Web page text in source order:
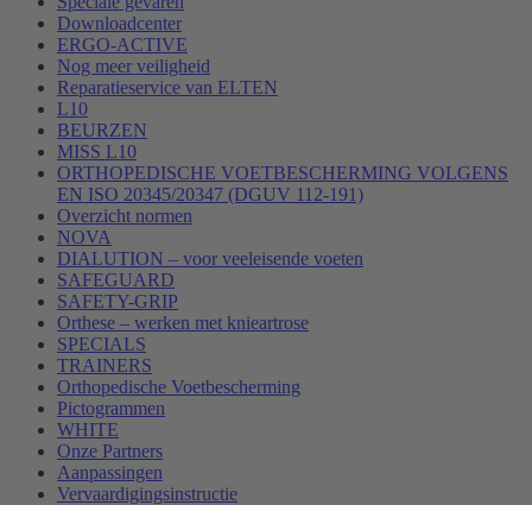
Downloadcenter
ERGO-ACTIVE
Nog meer veiligheid
Reparatieservice van ELTEN
L10
BEURZEN
MISS L10
ORTHOPEDISCHE VOETBESCHERMING VOLGENS
EN ISO 20345/20347 (DGUV 112-191)
Overzicht normen
NOVA
DIALUTION – voor veeleisende voeten
SAFEGUARD
SAFETY-GRIP
Orthese – werken met knieartrose
SPECIALS
TRAINERS
Orthopedische Voetbescherming
Pictogrammen
WHITE
Onze Partners
Aanpassingen
Vervaardigingsinstructie